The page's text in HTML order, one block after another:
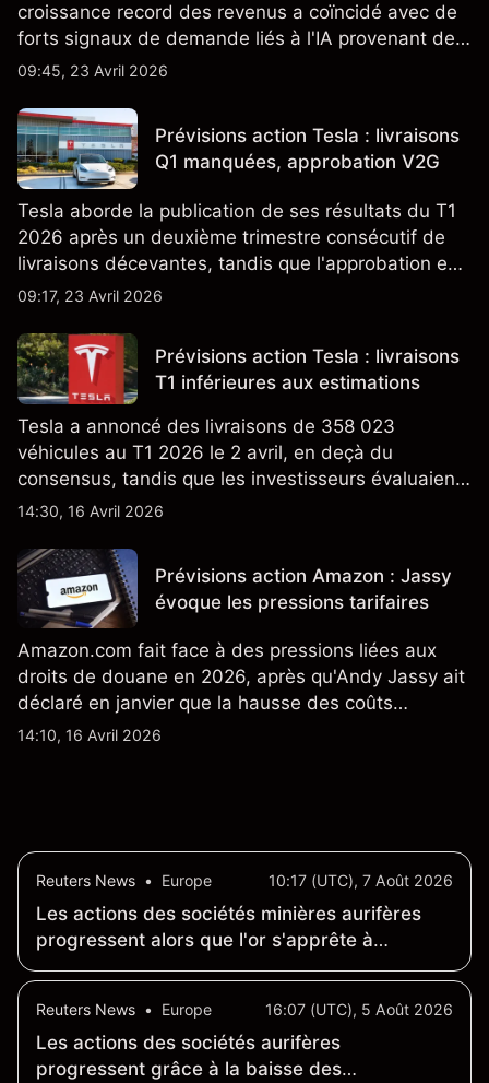
croissance record des revenus a coïncidé avec de
forts signaux de demande liés à l'IA provenant de
partenaires clés de la chaîne d'approvisionnement,
passées ne préjugent pas des résultats futurs.
09:45, 23 Avril 2026
Prévisions action Tesla : livraisons
Q1 manquées, approbation V2G
Tesla aborde la publication de ses résultats du T1
2026 après un deuxième trimestre consécutif de
livraisons décevantes, tandis que l'approbation en
Californie d'un programme V2G pour le Cybertruck
énergétique.
09:17, 23 Avril 2026
Prévisions action Tesla : livraisons
T1 inférieures aux estimations
Tesla a annoncé des livraisons de 358 023
véhicules au T1 2026 le 2 avril, en deçà du
consensus, tandis que les investisseurs évaluaient
également la croissance des stocks et les projets
nouveau SUV. Découvrez les objectifs de cours
TSLA d'analystes tiers.
14:30, 16 Avril 2026
Prévisions action Amazon : Jassy
évoque les pressions tarifaires
Amazon.com fait face à des pressions liées aux
droits de douane en 2026, après qu'Andy Jassy ait
déclaré en janvier que la hausse des coûts
d'importation commençait à se répercuter sur
14:10, 16 Avril 2026
Reuters News • Europe 10:17 (UTC), 7 Août 2026
Les actions des sociétés minières aurifères
progressent alors que l'or s'apprête à
enregistrer sa meilleure semaine depuis
Reuters News • Europe 16:07 (UTC), 5 Août 2026
Les actions des sociétés aurifères
progressent grâce à la baisse des